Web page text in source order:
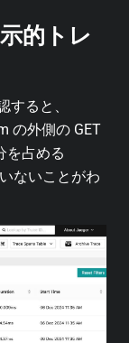
的トレ
すると、
の外側の GET
を占める
ないことがわ